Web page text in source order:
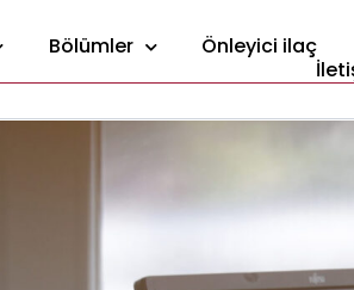
Bölümler Önleyici ilaç